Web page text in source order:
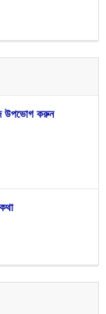
উপভোগ করুন